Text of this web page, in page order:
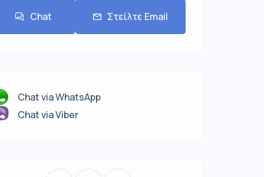
Chat Στείλτε Email
Chat via WhatsApp
Chat via Viber